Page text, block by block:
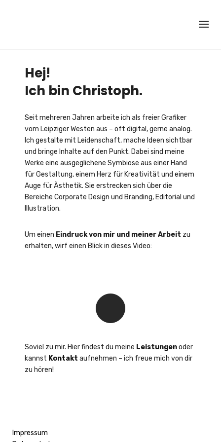
Hej!
Ich bin Christoph.
Seit mehreren Jahren arbeite ich als freier Grafiker
vom Leipziger Westen aus – oft digital, gerne analog.
Ich gestalte mit Leidenschaft, mache Ideen sichtbar
und bringe Inhalte auf den Punkt. Dabei sind meine
Werke eine ausgeglichene Symbiose aus einer Hand
für Gestaltung, einem Herz für Kreativität und einem
Auge für Ästhetik. Sie erstrecken sich über die
Bereiche Corporate Design und Branding, Editorial und
Illustration.
Um einen Eindruck von mir und meiner Arbeit zu
erhalten, wirf einen Blick in dieses Video:
Soviel zu mir. Hier findest du meine Leistungenoder
kannst Kontakt aufnehmen – ich freue mich von dir
zu hören!
Impressum